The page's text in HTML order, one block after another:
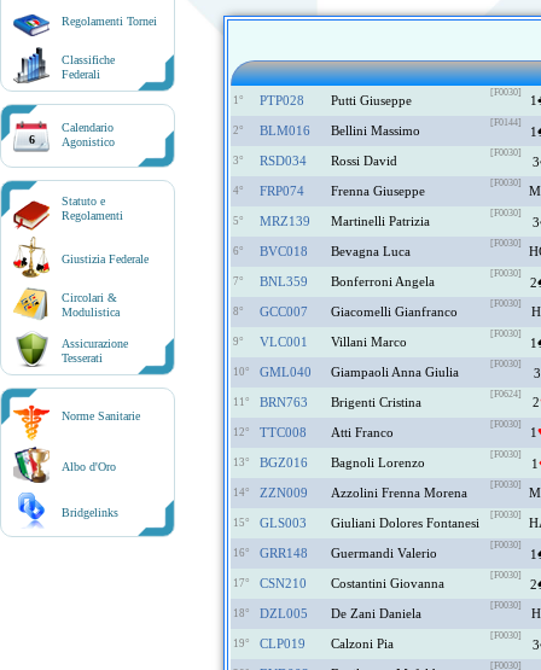
Regolamenti Tornei
Classifiche
Federali
6
Calendario
Agonistico
Statuto e
Regolamenti
Giustizia Federale
Circolari &
Modulistica
Assicurazione
Tesserati
Norme Sanitarie
Albo d'Oro
Bridgelinks
1° PTP028 Putti Giuseppe
[F0030]
1
2° BLM016 Bellini Massimo
[F0144]
1
3° RSD034 Rossi David
[F0030]
3
4° FRP074 Frenna Giuseppe
[F0030]
5° MRZ139 Martinelli Patrizia
[F0030]
3
6° BVC018 Bevagna Luca
[F0030]
7° BNL359 Bonferroni Angela
[F0030]
2
8° GCC007 Giacomelli Gianfranco
[F0030]
9° VLC001 Villani Marco
[F0030]
1
10° GML040 Giampaoli Anna Giulia
[F0030]
3
11° BRN763 Brigenti Cristina
[F0624]
2
12° TTC008 Atti Franco
[F0030]
1
13° BGZ016 Bagnoli Lorenzo
[F0030]
1
14° ZZN009 Azzolini Frenna Morena
[F0030]
15° GLS003 Giuliani Dolores Fontanesi
[F0030]
16° GRR148 Guermandi Valerio
[F0030]
1
17° CSN210 Costantini Giovanna
[F0030]
2
18° DZL005 De Zani Daniela
[F0030]
19° CLP019 Calzoni Pia
[F0030]
3
[F0030]